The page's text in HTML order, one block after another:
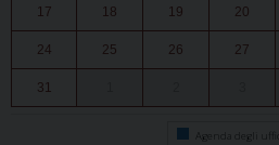
17 18 19 20
24 25 26 27
31
Agenda degli uffici